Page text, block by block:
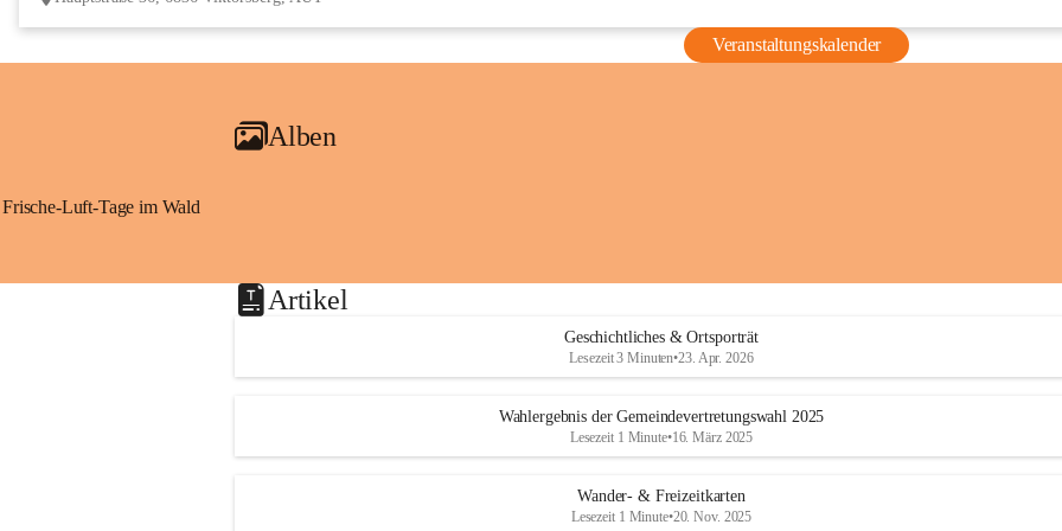
Veranstaltungskalender
Alben
Frische-Luft-Tage im Wald
Artikel
Geschichtliches & Ortsporträt
Lesezeit 3 Minuten•23. Apr. 2026
Wahlergebnis der Gemeindevertretungswahl 2025
Lesezeit 1 Minute•16. März 2025
Wander- & Freizeitkarten
Lesezeit 1 Minute•20. Nov. 2025